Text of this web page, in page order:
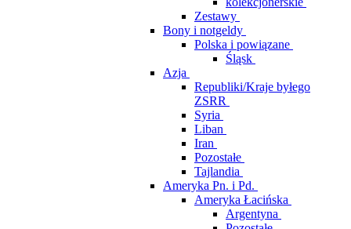
Zestawy
Bony i notgeldy
Polska i powiązane
Śląsk
Azja
Republiki/Kraje byłego
ZSRR
Syria
Liban
Iran
Pozostałe
Tajlandia
Ameryka Pn. i Pd.
Ameryka Łacińska
Argentyna